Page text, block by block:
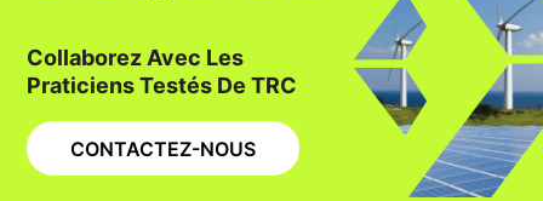
Collaborez Avec Les
Praticiens Testés De TRC
CONTACTEZ-NOUS